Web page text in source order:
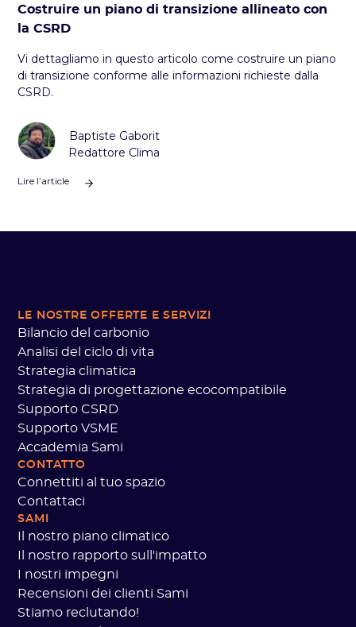
Costruire un piano di transizione allineato con
la CSRD
Vi dettagliamo in questo articolo come costruire un piano
di transizione conforme alle informazioni richieste dalla
CSRD.
Baptiste Gaborit
Redattore Clima
Lire l’article
LE NOSTRE OFFERTE E SERVIZI
Bilancio del carbonio
Analisi del ciclo di vita
Strategia climatica
Strategia di progettazione ecocompatibile
Supporto CSRD
Supporto VSME
Accademia Sami
CONTATTO
Connettiti al tuo spazio
Contattaci
SAMI
Il nostro piano climatico
Il nostro rapporto sull'impatto
I nostri impegni
Recensioni dei clienti Sami
Stiamo reclutando!